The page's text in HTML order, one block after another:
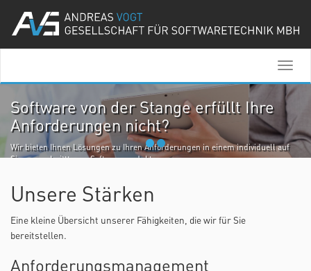
zum
Inhalt
Software von der Stange erfüllt Ihre
Anforderungen nicht?
Wir bieten Ihnen Lösungen zu Ihren Anforderungen in einem individuell auf
Sie zugeschnitttenen Softwareprodukt.
Unsere Stärken
Eine kleine Übersicht unserer Fähigkeiten, die wir für Sie
bereitstellen.
Anforderungsmanagement